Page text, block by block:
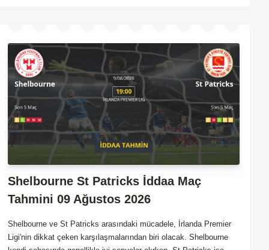
Shelbourne St Patricks İddaa Maç
Tahmini 09 Ağustos 2026
Shelbourne ve St Patricks arasındaki mücadele, İrlanda Premier
Ligi'nin dikkat çeken karşılaşmalarından biri olacak. Shelbourne